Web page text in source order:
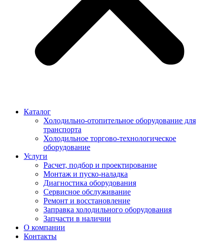
Каталог
Холодильно-отопительное оборудование для
транспорта
Холодильное торгово-технологическое
оборудование
Услуги
Расчет, подбор и проектирование
Монтаж и пуско-наладка
Диагностика оборудования
Сервисное обслуживание
Ремонт и восстановление
Заправка холодильного оборудования
Запчасти в наличии
О компании
Контакты